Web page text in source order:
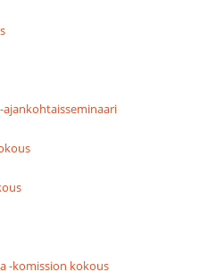
ajankohtaisseminaari
-komission kokous